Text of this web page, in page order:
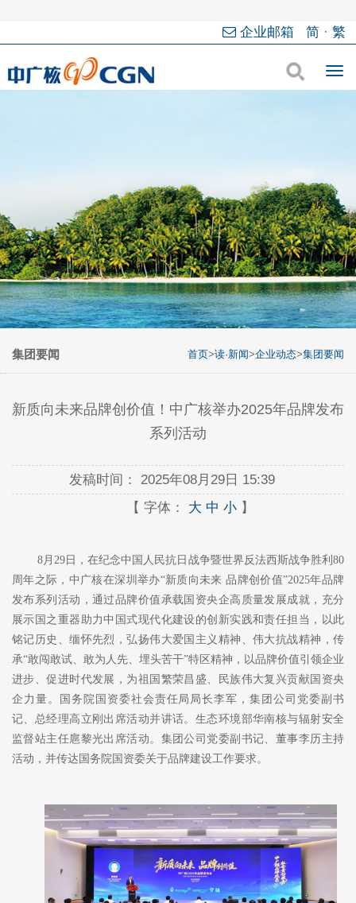
企业邮箱 简· 繁
首页>读·新闻>企业动态>集团要闻
集团要闻
新质向未来品牌创价值！中广核举办2025年品牌发布
系列活动
发稿时间： 2025年08月29日 15:39
【 字体： 大 中 小】
8月29日，在纪念中国人民抗日战争暨世界反法西斯战争胜利80
周年之际，中广核在深圳举办“新质向未来 品牌创价值”2025年品牌
发布系列活动，通过品牌价值承载国资央企高质量发展成就，充分
展示国之重器助力中国式现代化建设的创新实践和责任担当，以此
铭记历史、缅怀先烈，弘扬伟大爱国主义精神、伟大抗战精神，传
承“敢闯敢试、敢为人先、埋头苦干”特区精神，以品牌价值引领企业
进步、促进时代发展，为祖国繁荣昌盛、民族伟大复兴贡献国资央
企力量。国务院国资委社会责任局局长李军，集团公司党委副书
记、总经理高立刚出席活动并讲话。生态环境部华南核与辐射安全
监督站主任扈黎光出席活动。集团公司党委副书记、董事李历主持
活动，并传达国务院国资委关于品牌建设工作要求。